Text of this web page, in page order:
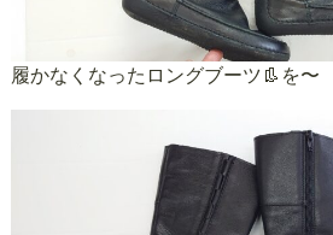
履かなくなったロングブーツ👢を〜